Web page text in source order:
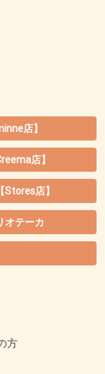
店】
店】
店】
オテーカ
方